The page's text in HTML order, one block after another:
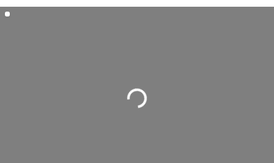
Chargement...